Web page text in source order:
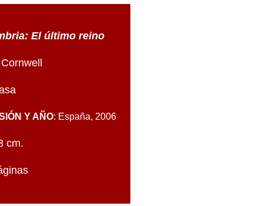
El último reino
Y AÑO: España, 2006
cm.